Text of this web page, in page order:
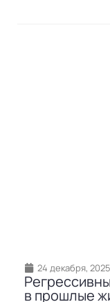
24 декабря, 2025
в прошлые